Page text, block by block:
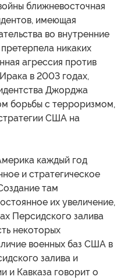
ближневосточная
имеющая
во внутренние
никаких
агрессия против
в 2003 годах,
Джорджа
борьбы с терроризмом,
США на
каждый год
и стратегическое
там
их увеличение,
Персидского залива
некоторых
военных баз США в
залива и
и Кавказа говорит о